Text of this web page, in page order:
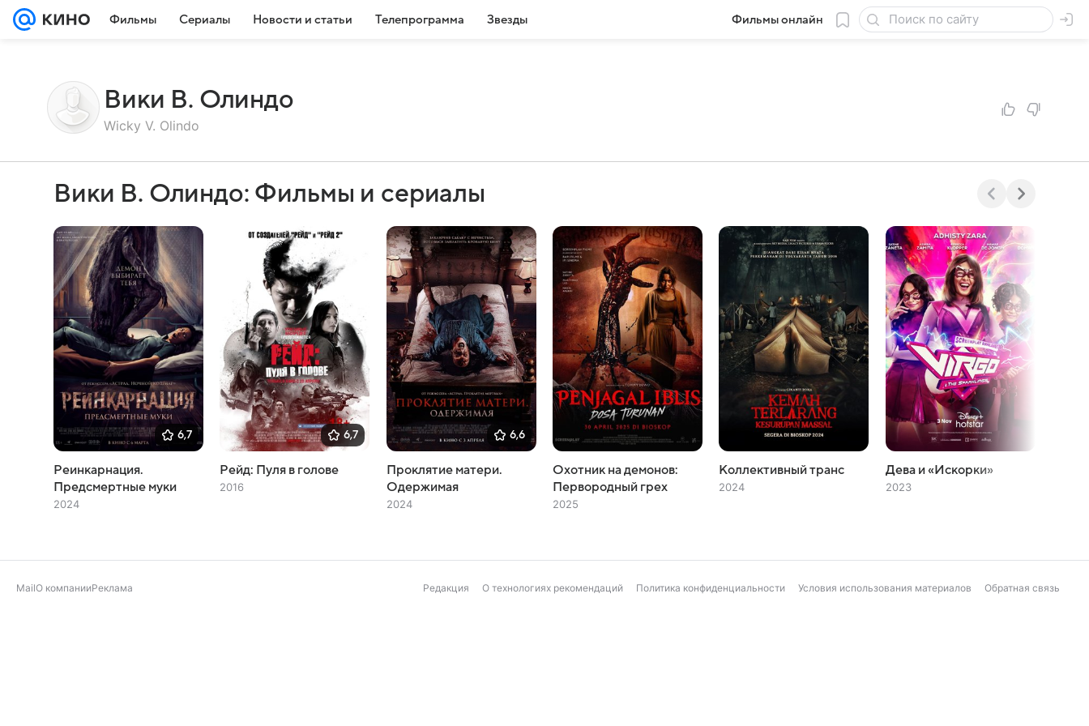
Фильмы Сериалы Новости и статьи Телепрограмма Звезды Фильмы онлайн
Вики В. Олиндо
Wicky V. Olindo
Вики В. Олиндо: Фильмы и сериалы
6,7
Реинкарнация.
Предсмертные муки
2024
6,7
Рейд: Пуля в голове
2016
6,6
Проклятие матери.
Одержимая
2024
Охотник на демонов:
Первородный грех
2025
Коллективный транс
2024
Дева и «Искорки»
2023
MailО компанииРеклама Редакция О технологиях рекомендаций Политика конфиденциальности Условия использования материалов Обратная связь